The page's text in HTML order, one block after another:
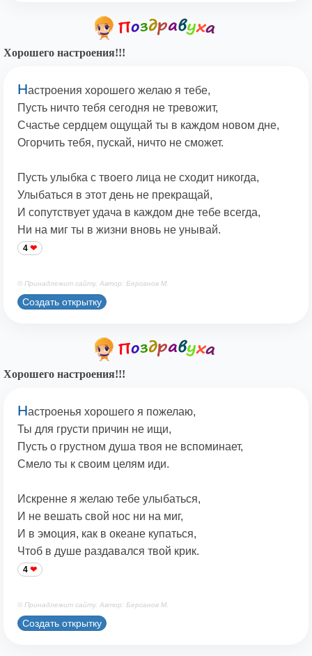
Хорошего настроения!!!
Настроения хорошего желаю я тебе,
Пусть ничто тебя сегодня не тревожит,
Счастье сердцем ощущай ты в каждом новом дне,
Огорчить тебя, пускай, ничто не сможет.
Пусть улыбка с твоего лица не сходит никогда,
Улыбаться в этот день не прекращай,
И сопутствует удача в каждом дне тебе всегда,
Ни на миг ты в жизни вновь не унывай.
4
© Принадлежит сайту. Автор: Берсанов М.
Создать открытку
Хорошего настроения!!!
Настроенья хорошего я пожелаю,
Ты для грусти причин не ищи,
Пусть о грустном душа твоя не вспоминает,
Смело ты к своим целям иди.
Искренне я желаю тебе улыбаться,
И не вешать свой нос ни на миг,
И в эмоция, как в океане купаться,
Чтоб в душе раздавался твой крик.
4
© Принадлежит сайту. Автор: Берсанов М.
Создать открытку